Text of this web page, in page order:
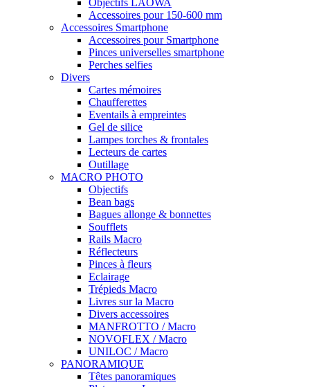
Objectifs LAOWA
Accessoires pour 150-600 mm
Accessoires Smartphone
Accessoires pour Smartphone
Pinces universelles smartphone
Perches selfies
Divers
Cartes mémoires
Chaufferettes
Eventails à empreintes
Gel de silice
Lampes torches & frontales
Lecteurs de cartes
Outillage
MACRO PHOTO
Objectifs
Bean bags
Bagues allonge & bonnettes
Soufflets
Rails Macro
Réflecteurs
Pinces à fleurs
Eclairage
Trépieds Macro
Livres sur la Macro
Divers accessoires
MANFROTTO / Macro
NOVOFLEX / Macro
UNILOC / Macro
PANORAMIQUE
Têtes panoramiques